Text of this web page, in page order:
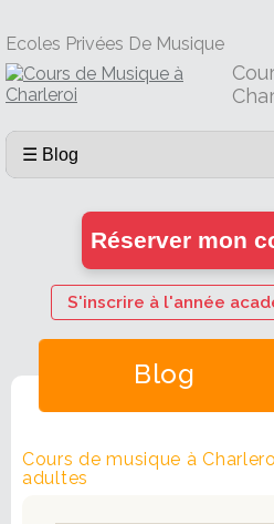
Ecoles Privées De Musique
Réserver mon
S'inscrire à l'année
Blog
Cours de musique à
adultes